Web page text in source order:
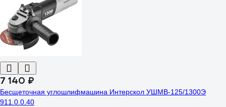
7 140 ₽
Бесщеточная углошлифмашина Интерскол УШМВ-125/1300Э
911.0.0.40